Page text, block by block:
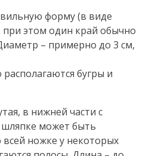
форму (в виде
при этом один край обычно
– примерно до 3 см,
бугры и
в нижней части с
может быть
ножке у некоторых